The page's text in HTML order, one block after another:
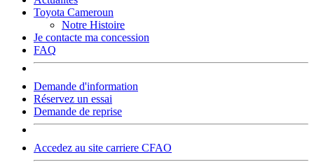
Toyota Cameroun
Notre Histoire
Je contacte ma concession
FAQ
Demande d'information
Réservez un essai
Demande de reprise
Accedez au site carriere CFAO